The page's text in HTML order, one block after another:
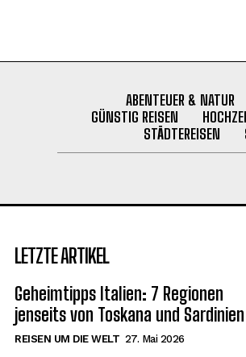
ABENTEUER & NATUR
GÜNSTIG REISEN
STÄDTEREISEN
LETZTE ARTIKEL
Geheimtipps Italien: 7 Regionen
jenseits von Toskana und Sardinien
REISEN UM DIE WELT 27. Mai 2026